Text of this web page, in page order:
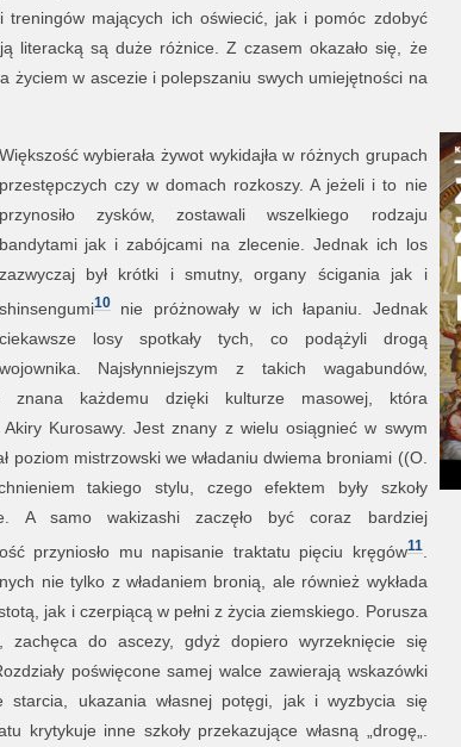
treningów mających ich oświecić, jak i pomóc zdobyć
literacką są duże różnice. Z czasem okazało się, że
życiem w ascezie i polepszaniu swych umiejętności na
Większość wybierała żywot wykidajła w różnych grupach
przestępczych czy w domach rozkoszy. A jeżeli i to nie
przynosiło zysków, zostawali wszelkiego rodzaju
bandytami jak i zabójcami na zlecenie. Jednak ich los
zazwyczaj był krótki i smutny, organy ścigania jak i
shinsengumi10nie próżnowały w ich łapaniu. Jednak
ciekawsze losy spotkały tych, co podążyli drogą
wojownika. Najsłynniejszym z takich wagabundów,
znana każdemu dzięki kulturze masowej, która
Kurosawy. Jest znany z wielu osiągnieć w swym
poziom mistrzowski we władaniu dwiema broniami ((O.
takiego stylu, czego efektem były szkoły
A samo wakizashi zaczęło być coraz bardziej
przyniosło mu napisanie traktatu pięciu kręgów11.
nie tylko z władaniem bronią, ale również wykłada
jak i czerpiącą w pełni z życia ziemskiego. Porusza
zachęca do ascezy, gdyż dopiero wyrzeknięcie się
poświęcone samej walce zawierają wskazówki
starcia, ukazania własnej potęgi, jak i wyzbycia się
krytykuje inne szkoły przekazujące własną „drogę„.